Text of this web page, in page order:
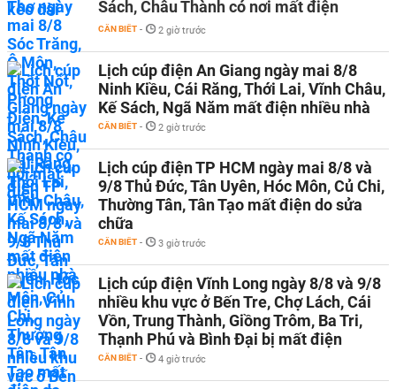
Sách, Châu Thành có nơi mất điện
CẦN BIẾT - 2 giờ trước
Lịch cúp điện An Giang ngày mai 8/8
Ninh Kiều, Cái Răng, Thới Lai, Vĩnh Châu,
Kế Sách, Ngã Năm mất điện nhiều nhà
CẦN BIẾT - 2 giờ trước
Lịch cúp điện TP HCM ngày mai 8/8 và
9/8 Thủ Đức, Tân Uyên, Hóc Môn, Củ Chi,
Thường Tân, Tân Tạo mất điện do sửa
chữa
CẦN BIẾT - 3 giờ trước
Lịch cúp điện Vĩnh Long ngày 8/8 và 9/8
nhiều khu vực ở Bến Tre, Chợ Lách, Cái
Vồn, Trung Thành, Giồng Trôm, Ba Tri,
Thạnh Phú và Bình Đại bị mất điện
CẦN BIẾT - 4 giờ trước